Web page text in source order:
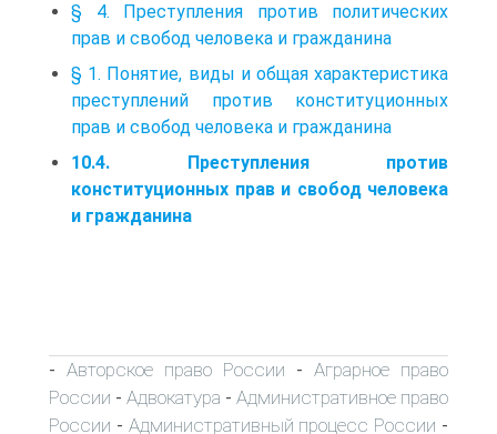
§ 4. Преступления против политических
прав и свобод человека и гражданина
§ 1. Понятие, виды и общая характеристика
преступлений против конституционных
прав и свобод человека и гражданина
10.4. Преступления против
конституционных прав и свобод человека
и гражданина
- Авторское право России - Аграрное право
России - Адвокатура - Административное право
России - Административный процесс России -